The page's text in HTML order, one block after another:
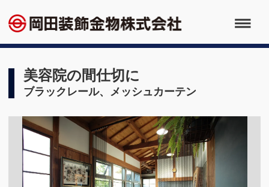
美容院の間仕切に
ブラックレール、メッシュカーテン